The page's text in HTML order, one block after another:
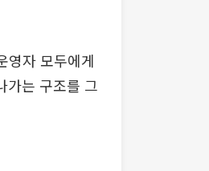
영자 모두에게
가는 구조를 그